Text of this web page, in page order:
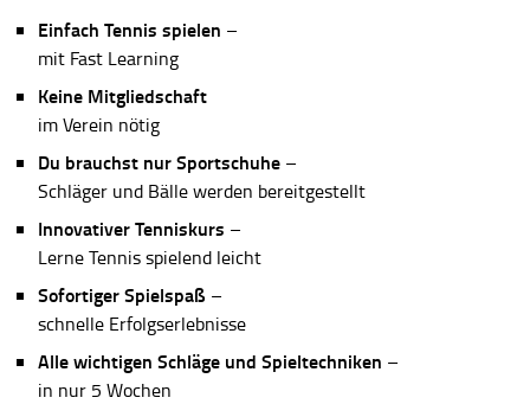
Einfach Tennis spielen –
mit Fast Learning
Keine Mitgliedschaft
im Verein nötig
Du brauchst nur Sportschuhe –
Schläger und Bälle werden bereitgestellt
Innovativer Tenniskurs –
Lerne Tennis spielend leicht
Sofortiger Spielspaß –
schnelle Erfolgserlebnisse
Alle wichtigen Schläge und Spieltechniken –
in nur 5 Wochen